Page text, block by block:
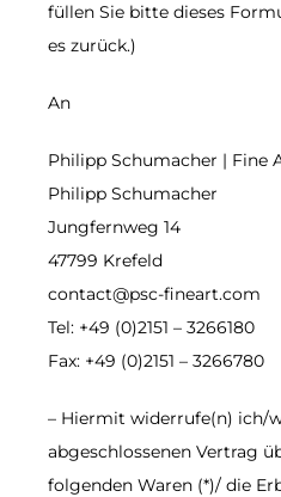
füllen Sie bitte dieses
es zurück.)
An
Philipp Schumacher | Fine
Philipp Schumacher
Jungfernweg 14
47799 Krefeld
contact@psc-fineart.com
Tel: +49 (0)2151 – 3266180
Fax: +49 (0)2151 – 3266780
– Hiermit widerrufe(n) ich/
abgeschlossenen Vertrag
folgenden Waren (*)/ die